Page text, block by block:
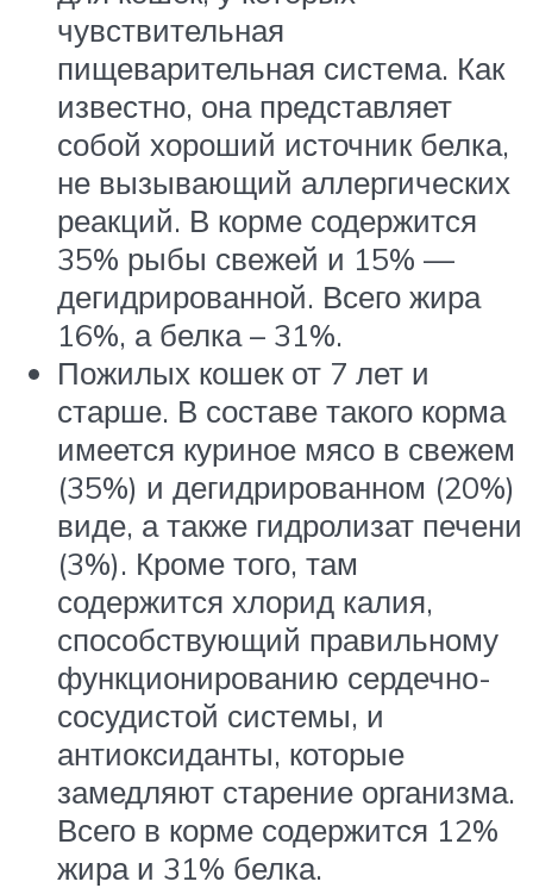
чувствительная
пищеварительная система. Как
известно, она представляет
собой хороший источник белка,
не вызывающий аллергических
реакций. В корме содержится
35% рыбы свежей и 15% —
дегидрированной. Всего жира
16%, а белка – 31%.
Пожилых кошек от 7 лет и
старше. В составе такого корма
имеется куриное мясо в свежем
(35%) и дегидрированном (20%)
виде, а также гидролизат печени
(3%). Кроме того, там
содержится хлорид калия,
способствующий правильному
функционированию сердечно-
сосудистой системы, и
антиоксиданты, которые
замедляют старение организма.
Всего в корме содержится 12%
жира и 31% белка.